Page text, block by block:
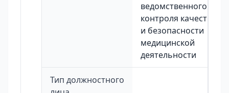
ведомственного
контроля качества
и безопасности
медицинской
деятельности
Тип должностного